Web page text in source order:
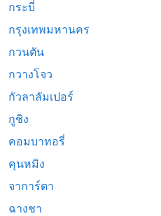
กระบี่
กรุงเทพมหานคร
กวนตัน
กวางโจว
กัวลาลัมเปอร์
กูชิง
คอมบาทอรี่
คุนหมิง
จาการ์ตา
ฉางชา